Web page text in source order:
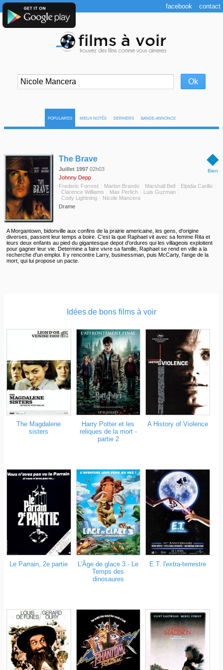
POPULAIRES MIEUX NOTÉS DERNIERS BANDE-ANNONCE
◆
Bien
The Brave
Juillet 1997 02h03
Johnny Depp
Frederic Forrest
Marlon Brando Marshall Bell
Elpidia Carillo
Clarence Williams
Max Perlich
Luis Guzman
Cody Lightning
Nicole Mancera
Drame
A Morgantown, bidonville aux confins de la prairie americaine, les gens, d'origine
diverses, passent leur temps a boire. C'est la que Raphael vit avec sa femme Rita et
leurs deux enfants au pied du gigantesque depot d'ordures qui les villageois exploitent
pour gagner leur vie. Determine a faire vivre sa famille, Raphael se rend en ville a la
recherche d'un emploi. Il y rencontre Larry, businessman, puis McCarty, l'ange de la
mort, qui lui propose un pacte.
Idées de bons films à voir
The Magdalene
sisters
Harry Potter et les
reliques de la mort -
partie 2
A History of Violence
Le Parrain, 2e partie
L'Âge de glace 3 - Le
Temps des
dinosaures
E.T. l'extra-terrestre
facebook contact